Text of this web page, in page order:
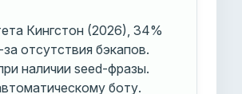
Кингстон (2026), 34%
отсутствия бэкапов.
наличии seed-фразы.
боту.